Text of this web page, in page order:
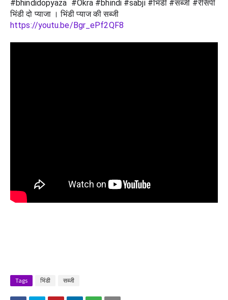
#bhindidopyaza  #Okra #bhindi #sabji #भिंडी #सब्जी #रेसिपी
भिंडी दो प्याजा । भिंडी प्याज की सब्जी
https://youtu.be/Bgr_ePf2QF8
Tags भिंडी सब्जी